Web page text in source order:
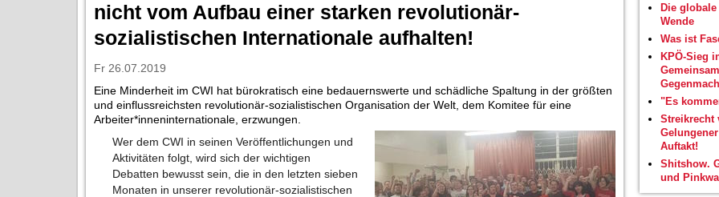
nicht vom Aufbau einer starken revolutionär-
sozialistischen Internationale aufhalten!
Fr 26.07.2019
Eine Minderheit im CWI hat bürokratisch eine bedauernswerte und schädliche Spaltung in der größten
und einflussreichsten revolutionär-sozialistischen Organisation der Welt, dem Komitee für eine
Arbeiter*inneninternationale, erzwungen.
Wer dem CWI in seinen Veröffentlichungen und
Aktivitäten folgt, wird sich der wichtigen
Debatten bewusst sein, die in den letzten sieben
Monaten in unserer revolutionär-sozialistischen
Die
Wende
Was ist
KPÖ-Sieg
"Es
Streikrecht
Auftakt!
Shitshow.
und